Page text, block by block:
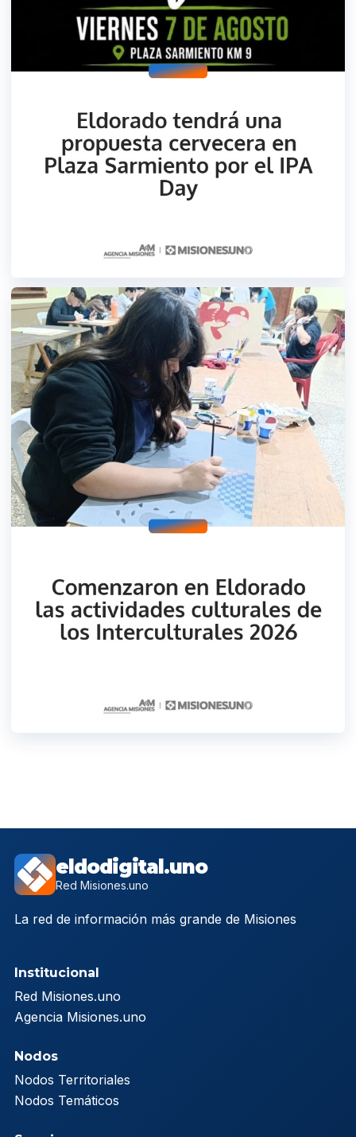
eldodigital.uno
Red Misiones.uno
La red de información más grande de Misiones
Institucional
Red Misiones.uno
Agencia Misiones.uno
Nodos
Nodos Territoriales
Nodos Temáticos